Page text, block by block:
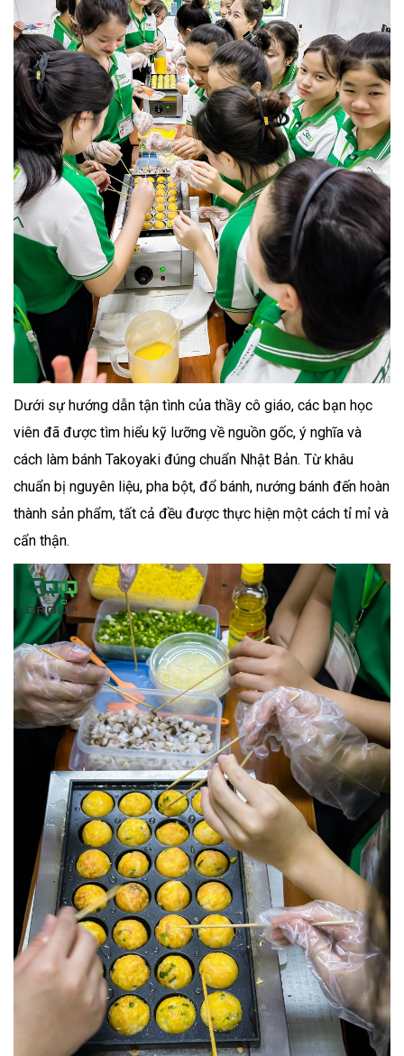
Dưới sự hướng dẫn tận tình của thầy cô giáo, các bạn học
viên đã được tìm hiểu kỹ lưỡng về nguồn gốc, ý nghĩa và
cách làm bánh Takoyaki đúng chuẩn Nhật Bản. Từ khâu
chuẩn bị nguyên liệu, pha bột, đổ bánh, nướng bánh đến hoàn
thành sản phẩm, tất cả đều được thực hiện một cách tỉ mỉ và
cẩn thận. ‍